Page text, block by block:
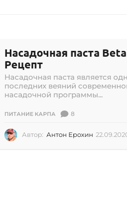
Насадочная паста
Рецепт
Насадочная паста является
последних веяний
насадочной программы...
ПИТАНИЕ КАРПА 8
Автор: Антон Ерохин